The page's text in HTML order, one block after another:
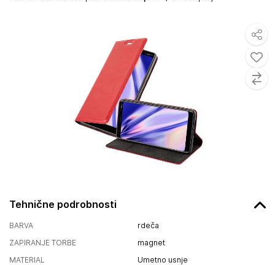
Tehnične podrobnosti
BARVA
rdeča
ZAPIRANJE TORBE
magnet
MATERIAL
Umetno usnje